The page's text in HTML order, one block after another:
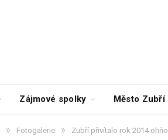
Zájmové spolky Město Zubří
» Fotogalerie » Zubří přivítalo rok 2014